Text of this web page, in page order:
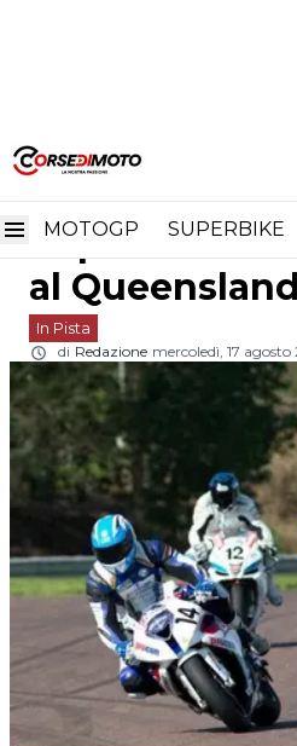
MOTOGP SUPERBIKE
Home In Pista
ASBK:
ASBK:
Superbike
al
In Pista
di Redazione mercoledì, 17 agosto